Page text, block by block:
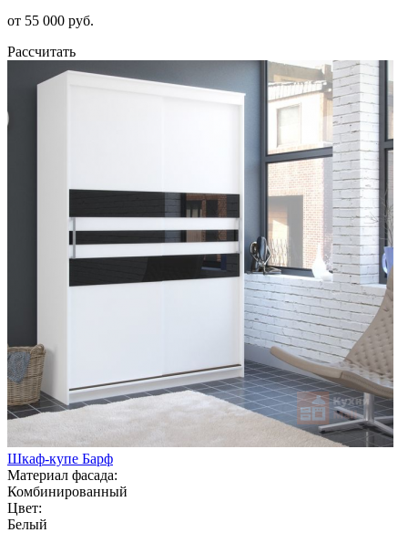
от 55 000 руб.
Рассчитать
Шкаф-купе Барф
Материал фасада:
Комбинированный
Цвет:
Белый